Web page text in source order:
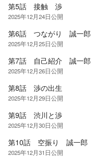
第5話 接触 渉
2025年12月24日公開
第6話 つながり 誠一郎
2025年12月25日公開
第7話 自己紹介 誠一郎
2025年12月26日公開
第8話 渉の出生
2025年12月29日公開
第9話 渋川と渉
2025年12月30日公開
第10話 空振り 誠一郎
2025年12月31日公開